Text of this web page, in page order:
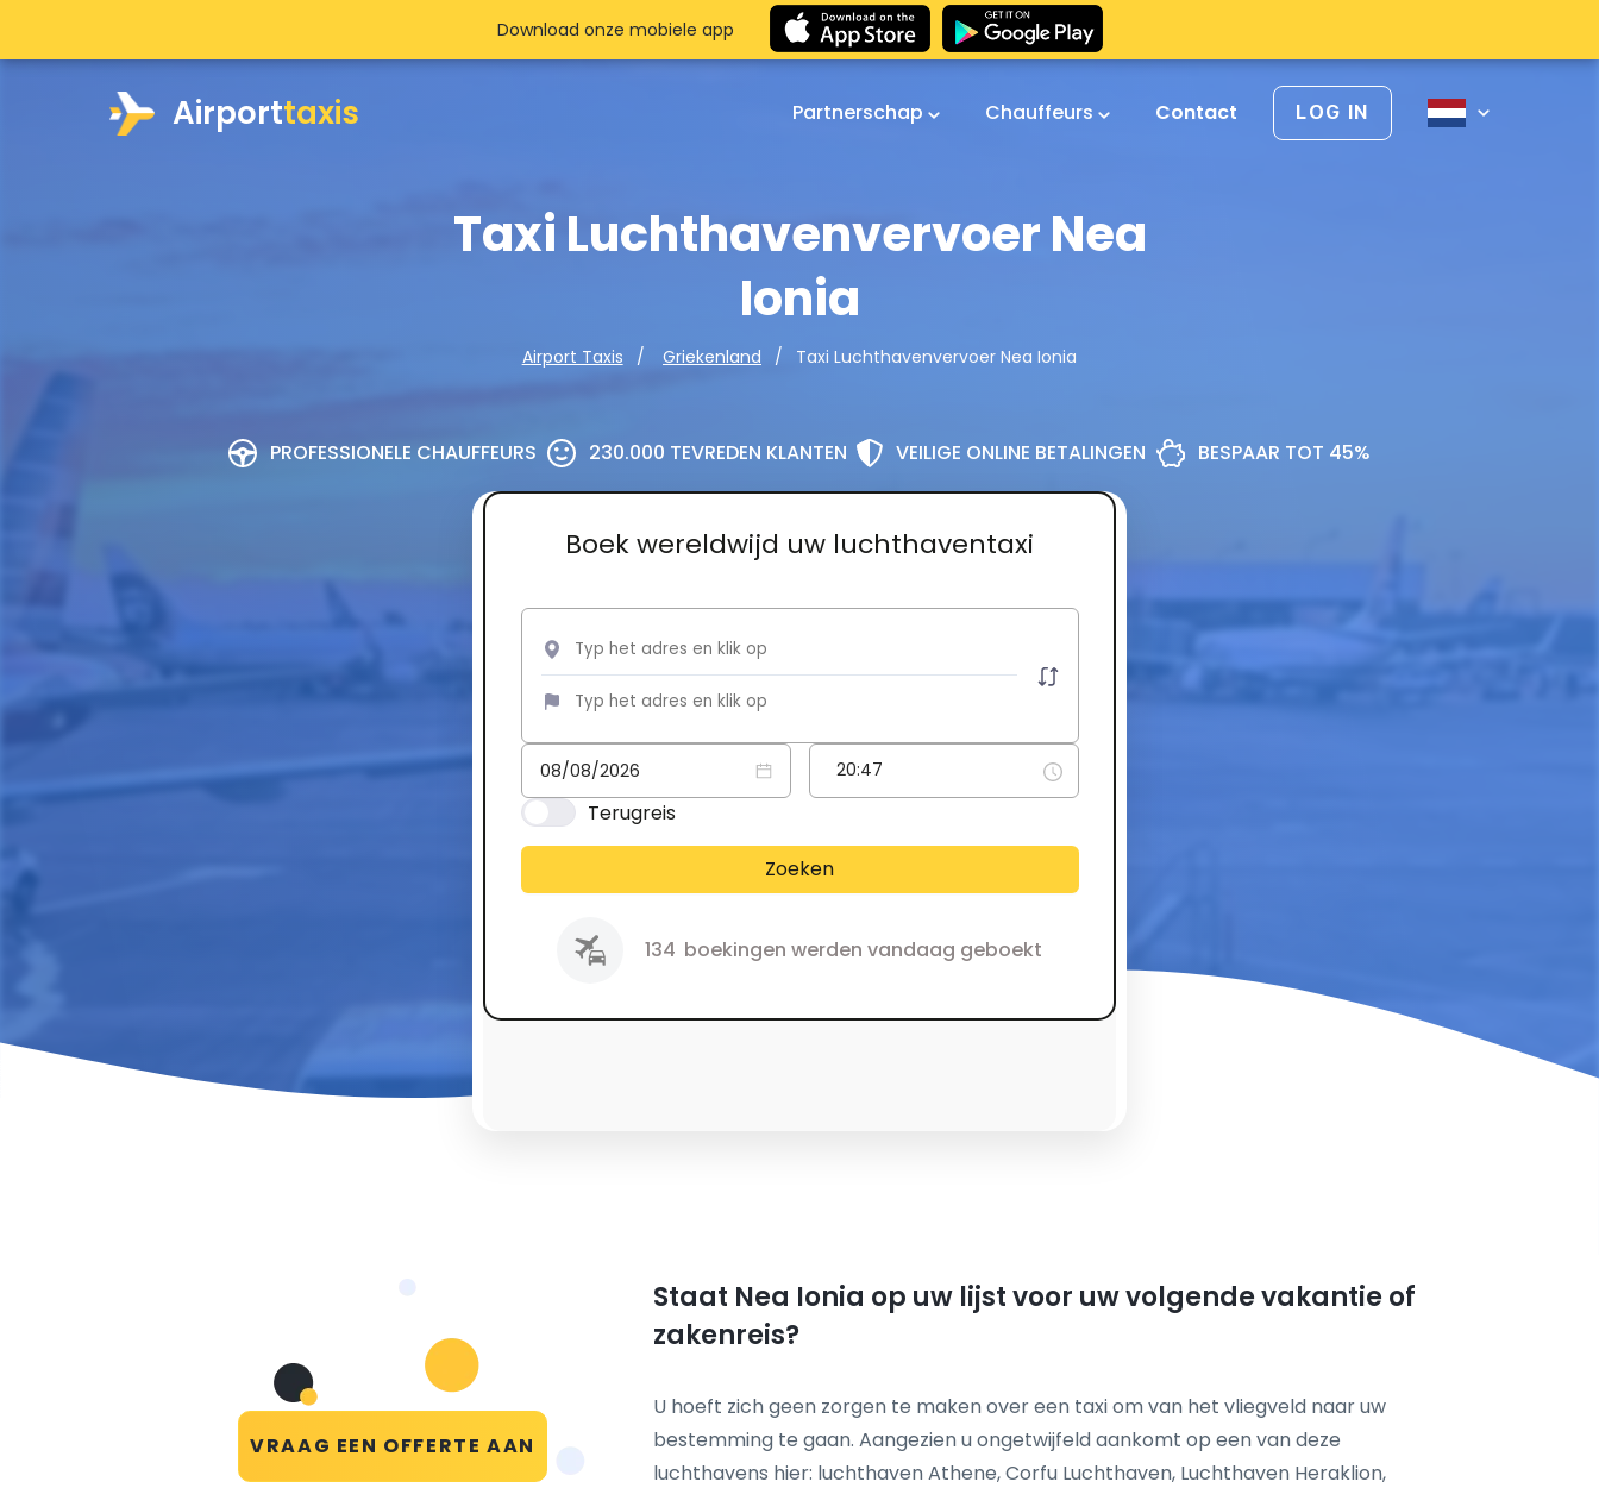
Airporttaxis Partnerschap Chauffeurs Contact LOG IN
Taxi Luchthavenvervoer Nea
Ionia
Airport Taxis Griekenland Taxi Luchthavenvervoer Nea Ionia
PROFESSIONELE CHAUFFEURS 230.000 TEVREDEN KLANTEN VEILIGE ONLINE BETALINGEN BESPAAR TOT 45%
Boek wereldwijd uw luchthaventaxi
Terugreis
Zoeken
134 boekingen werden vandaag geboekt
Download onze mobiele app
VRAAG EEN OFFERTE AAN
Staat Nea Ionia op uw lijst voor uw volgende vakantie of
zakenreis?
U hoeft zich geen zorgen te maken over een taxi om van het vliegveld naar uw
bestemming te gaan. Aangezien u ongetwijfeld aankomt op een van deze
luchthavens hier: luchthaven Athene, Corfu Luchthaven, Luchthaven Heraklion,